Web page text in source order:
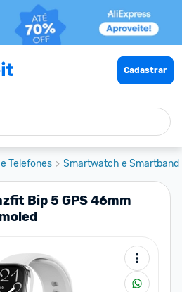
Cadastrar
Telefones Smartwatch e Smartband
Bip 5 GPS 46mm